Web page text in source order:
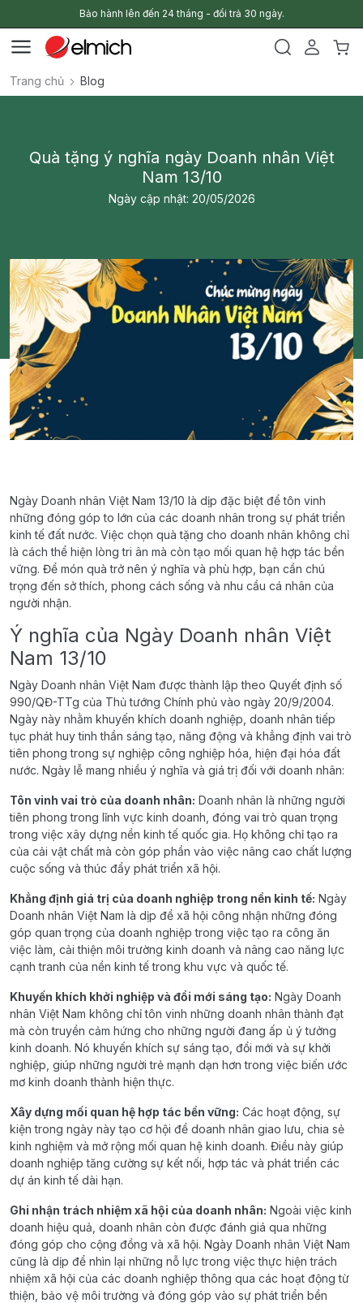
Bảo hành lên đến 24 tháng - đổi trả 30 ngày.
Trang chủ Blog
Quà tặng ý nghĩa ngày Doanh nhân Việt
Nam 13/10
Ngày cập nhật: 20/05/2026
Ngày Doanh nhân Việt Nam 13/10 là dịp đặc biệt để tôn vinh
những đóng góp to lớn của các doanh nhân trong sự phát triển
kinh tế đất nước. Việc chọn quà tặng cho doanh nhân không chỉ
là cách thể hiện lòng tri ân mà còn tạo mối quan hệ hợp tác bền
vững. Để món quà trở nên ý nghĩa và phù hợp, bạn cần chú
trọng đến sở thích, phong cách sống và nhu cầu cá nhân của
người nhận.
Ý nghĩa của Ngày Doanh nhân Việt
Nam 13/10
Ngày Doanh nhân Việt Nam được thành lập theo Quyết định số
990/QĐ-TTg của Thủ tướng Chính phủ vào ngày 20/9/2004.
Ngày này nhằm khuyến khích doanh nghiệp, doanh nhân tiếp
tục phát huy tinh thần sáng tạo, năng động và khẳng định vai trò
tiên phong trong sự nghiệp công nghiệp hóa, hiện đại hóa đất
nước. Ngày lễ mang nhiều ý nghĩa và giá trị đối với doanh nhân:
Tôn vinh vai trò của doanh nhân: Doanh nhân là những người
tiên phong trong lĩnh vực kinh doanh, đóng vai trò quan trọng
trong việc xây dựng nền kinh tế quốc gia. Họ không chỉ tạo ra
của cải vật chất mà còn góp phần vào việc nâng cao chất lượng
cuộc sống và thúc đẩy phát triển xã hội.
Khẳng định giá trị của doanh nghiệp trong nền kinh tế: Ngày
Doanh nhân Việt Nam là dịp để xã hội công nhận những đóng
góp quan trọng của doanh nghiệp trong việc tạo ra công ăn
việc làm, cải thiện môi trường kinh doanh và nâng cao năng lực
cạnh tranh của nền kinh tế trong khu vực và quốc tế.
Khuyến khích khởi nghiệp và đổi mới sáng tạo: Ngày Doanh
nhân Việt Nam không chỉ tôn vinh những doanh nhân thành đạt
mà còn truyền cảm hứng cho những người đang ấp ủ ý tưởng
kinh doanh. Nó khuyến khích sự sáng tạo, đổi mới và sự khởi
nghiệp, giúp những người trẻ mạnh dạn hơn trong việc biến ước
mơ kinh doanh thành hiện thực.
Xây dựng mối quan hệ hợp tác bền vững: Các hoạt động, sự
kiện trong ngày này tạo cơ hội để doanh nhân giao lưu, chia sẻ
kinh nghiệm và mở rộng mối quan hệ kinh doanh. Điều này giúp
doanh nghiệp tăng cường sự kết nối, hợp tác và phát triển các
dự án kinh tế dài hạn.
Ghi nhận trách nhiệm xã hội của doanh nhân: Ngoài việc kinh
doanh hiệu quả, doanh nhân còn được đánh giá qua những
đóng góp cho cộng đồng và xã hội. Ngày Doanh nhân Việt Nam
cũng là dịp để nhìn lại những nỗ lực trong việc thực hiện trách
nhiệm xã hội của các doanh nghiệp thông qua các hoạt động từ
thiện, bảo vệ môi trường và đóng góp vào sự phát triển bền